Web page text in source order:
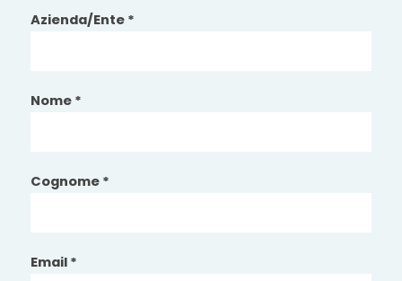
Azienda/Ente *
Nome *
Cognome *
Email *